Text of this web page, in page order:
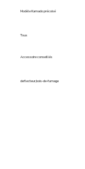
Modèle Kamado précoisé
Tous
Accessoire conseillés
deflecteur,bois-de-fumage